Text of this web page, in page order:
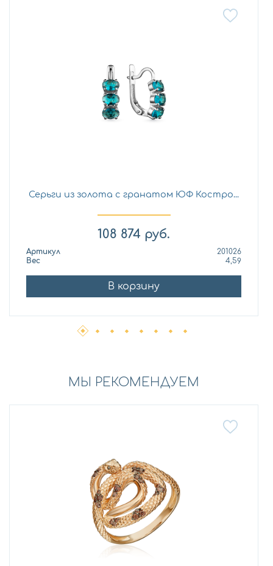
Серьги из золота с гранатом ЮФ Костро...
108 874 руб.
Артикул
201026
Вес
4,59
В корзину
МЫ РЕКОМЕНДУЕМ